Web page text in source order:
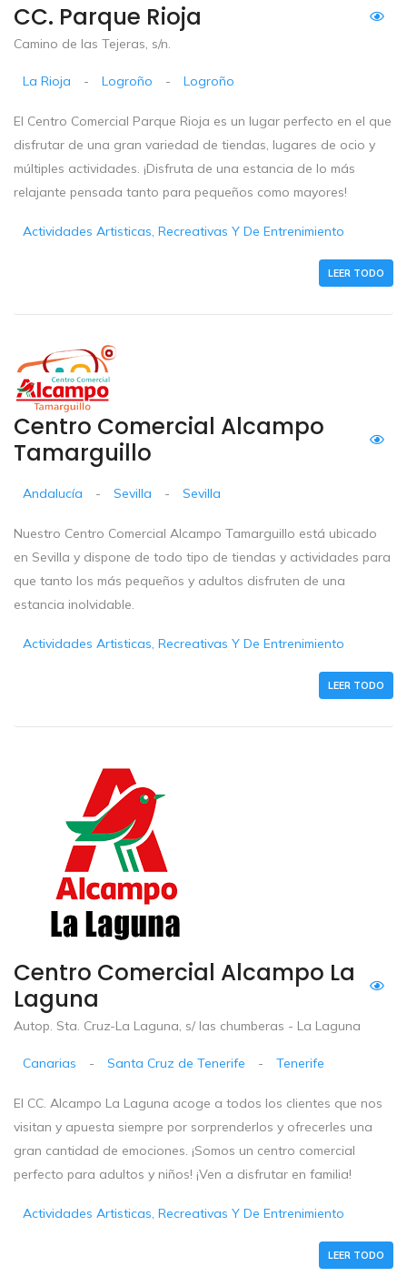
CC. Parque Rioja
Camino de las Tejeras, s/n.
La Rioja - Logroño - Logroño
El Centro Comercial Parque Rioja es un lugar perfecto en el que
disfrutar de una gran variedad de tiendas, lugares de ocio y
múltiples actividades. ¡Disfruta de una estancia de lo más
relajante pensada tanto para pequeños como mayores!
Actividades Artisticas, Recreativas Y De Entrenimiento
LEER TODO
Centro Comercial Alcampo
Tamarguillo
Andalucía - Sevilla - Sevilla
Nuestro Centro Comercial Alcampo Tamarguillo está ubicado
en Sevilla y dispone de todo tipo de tiendas y actividades para
que tanto los más pequeños y adultos disfruten de una
estancia inolvidable.
Actividades Artisticas, Recreativas Y De Entrenimiento
LEER TODO
Centro Comercial Alcampo La
Laguna
Autop. Sta. Cruz-La Laguna, s/ las chumberas - La Laguna
Canarias - Santa Cruz de Tenerife - Tenerife
El CC. Alcampo La Laguna acoge a todos los clientes que nos
visitan y apuesta siempre por sorprenderlos y ofrecerles una
gran cantidad de emociones. ¡Somos un centro comercial
perfecto para adultos y niños! ¡Ven a disfrutar en familia!
Actividades Artisticas, Recreativas Y De Entrenimiento
LEER TODO